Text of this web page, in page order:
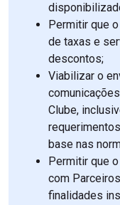
Permitir que
de taxas e
descontos;
Viabilizar o
Clube,
base nas
Permitir que
com
finalidades